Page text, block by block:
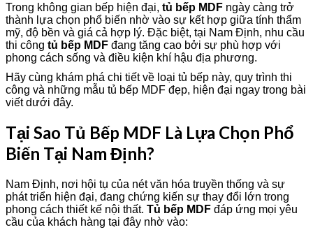
Trong không gian bếp hiện đại, tủ bếp MDF ngày càng trở
thành lựa chọn phổ biến nhờ vào sự kết hợp giữa tính thẩm
mỹ, độ bền và giá cả hợp lý. Đặc biệt, tại Nam Định, nhu cầu
thi công tủ bếp MDF đang tăng cao bởi sự phù hợp với
phong cách sống và điều kiện khí hậu địa phương.
Hãy cùng khám phá chi tiết về loại tủ bếp này, quy trình thi
công và những mẫu tủ bếp MDF đẹp, hiện đại ngay trong bài
viết dưới đây.
Tại Sao Tủ Bếp MDF Là Lựa Chọn Phổ
Biến Tại Nam Định?
Nam Định, nơi hội tụ của nét văn hóa truyền thống và sự
phát triển hiện đại, đang chứng kiến sự thay đổi lớn trong
phong cách thiết kế nội thất. Tủ bếp MDF đáp ứng mọi yêu
cầu của khách hàng tại đây nhờ vào: